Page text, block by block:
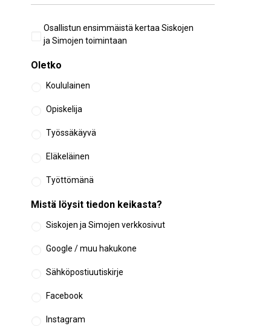
Aiempi
osallistuminen
Osallistun ensimmäistä kertaa Siskojen
ja Simojen toimintaan
Oletko
Koululainen
Opiskelija
Työssäkäyvä
Eläkeläinen
Työttömänä
Mistä löysit tiedon keikasta?
Siskojen ja Simojen verkkosivut
Google / muu hakukone
Sähköpostiuutiskirje
Facebook
Instagram